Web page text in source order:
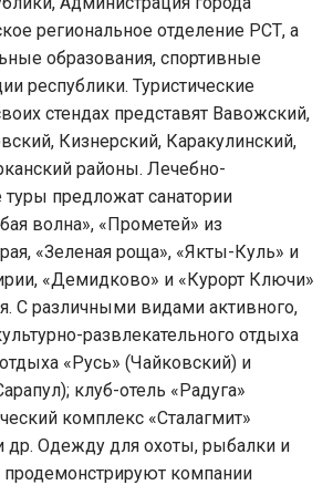
региональное отделение РСТ, а
образования, спортивные
республики. Туристические
стендах представят Вавожский,
Кизнерский, Каракулинский,
районы. Лечебно-
предложат санатории
волна», «Прометей» из
«Зеленая роща», «Якты-Куль» и
«Демидково» и «Курорт Ключи»
С различными видами активного,
развлекательного отдыха
«Русь» (Чайковский) и
клуб-отель «Радуга»
комплекс «Сталагмит»
др. Одежду для охоты, рыбалки и
продемонстрируют компании